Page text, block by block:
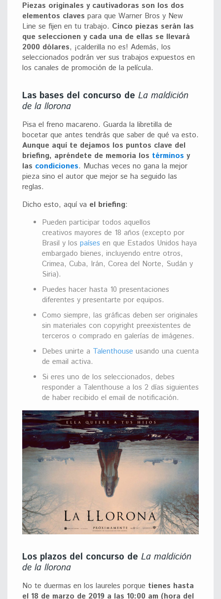
Piezas originales y cautivadoras son los dos
elementos claves para que Warner Bros y New
Line se fijen en tu trabajo. Cinco piezas serán las
que seleccionen y cada una de ellas se llevará
2000 dólares, ¡calderilla no es! Además, los
seleccionados podrán ver sus trabajos expuestos en
los canales de promoción de la película.
Las bases del concurso de La maldición
de la llorona
Pisa el freno macareno. Guarda la libretilla de
bocetar que antes tendrás que saber de qué va esto.
Aunque aquí te dejamos los puntos clave del
briefing, apréndete de memoria los términos y
las condiciones. Muchas veces no gana la mejor
pieza sino el autor que mejor se ha seguido las
reglas.
Dicho esto, aquí va el briefing:
Pueden participar todos aquellos
creativos mayores de 18 años (excepto por
Brasil y los países en que Estados Unidos haya
embargado bienes, incluyendo entre otros,
Crimea, Cuba, Irán, Corea del Norte, Sudán y
Siria).
Puedes hacer hasta 10 presentaciones
diferentes y presentarte por equipos.
Como siempre, las gráficas deben ser originales
sin materiales con copyright preexistentes de
terceros o comprado en galerías de imágenes.
Debes unirte a Talenthouse usando una cuenta
de email activa.
Si eres uno de los seleccionados, debes
responder a Talenthouse a los 2 días siguientes
de haber recibido el email de notificación.
Los plazos del concurso de La maldición
de la llorona
No te duermas en los laureles porque tienes hasta
el 18 de marzo de 2019 a las 10:00 am (hora del